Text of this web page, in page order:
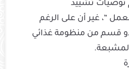
توصيات تشييد
“، غير أن على الرغم
قسم من منظومة غذائي